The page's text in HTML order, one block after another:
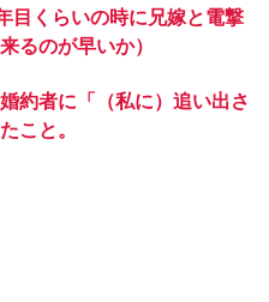
目くらいの時に兄嫁と電撃
るのが早いか）
約者に「（私に）追い出さ
こと。